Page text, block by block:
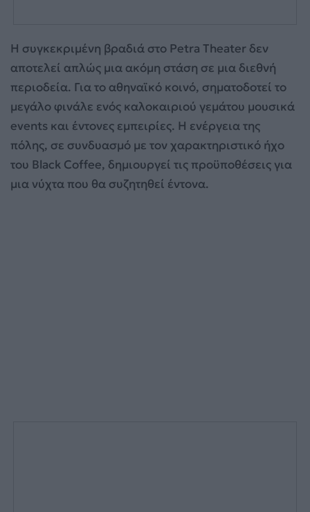
Η συγκεκριμένη βραδιά στο Petra Theater δεν
αποτελεί απλώς μια ακόμη στάση σε μια διεθνή
περιοδεία. Για το αθηναϊκό κοινό, σηματοδοτεί το
μεγάλο φινάλε ενός καλοκαιριού γεμάτου μουσικά
events και έντονες εμπειρίες. Η ενέργεια της
πόλης, σε συνδυασμό με τον χαρακτηριστικό ήχο
του Black Coffee, δημιουργεί τις προϋποθέσεις για
μια νύχτα που θα συζητηθεί έντονα.